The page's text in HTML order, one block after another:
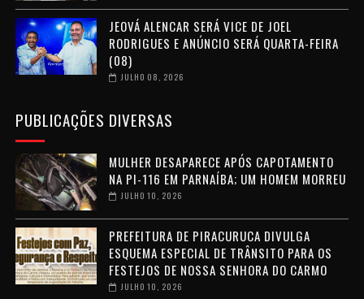
JEOVÁ ALENCAR SERÁ VICE DE JOEL
RODRIGUES E ANÚNCIO SERÁ QUARTA-FEIRA
(08)
JULHO 08, 2026
PUBLICAÇÕES DIVERSAS
MULHER DESAPARECE APÓS CAPOTAMENTO
NA PI-116 EM PARNAÍBA; UM HOMEM MORREU
JULHO 10, 2026
PREFEITURA DE PIRACURUCA DIVULGA
ESQUEMA ESPECIAL DE TRÂNSITO PARA OS
FESTEJOS DE NOSSA SENHORA DO CARMO
JULHO 10, 2026